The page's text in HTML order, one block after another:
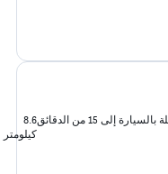
إلى 15 من الدقائق
8.6
كيلومتر